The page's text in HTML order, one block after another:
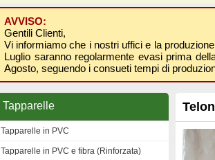
AVVISO:
Gentili Clienti,
Vi informiamo che i nostri uffici e la
Luglio saranno regolarmente evasi prima
Agosto, seguendo i consueti tempi di
Tapparelle
Tapparelle in PVC
Tapparelle in PVC e fibra (Rinforzata)